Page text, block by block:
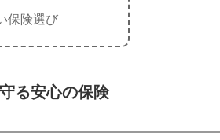
保険選び
る安心の保険